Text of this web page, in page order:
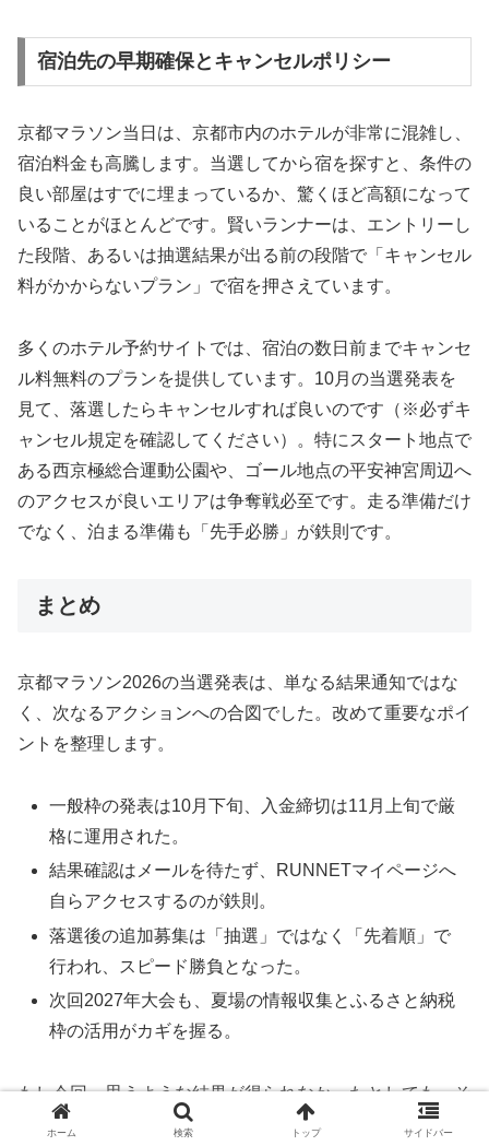
宿泊先の早期確保とキャンセルポリシー
京都マラソン当日は、京都市内のホテルが非常に混雑し、
宿泊料金も高騰します。当選してから宿を探すと、条件の
良い部屋はすでに埋まっているか、驚くほど高額になって
いることがほとんどです。賢いランナーは、エントリーし
た段階、あるいは抽選結果が出る前の段階で「キャンセル
料がかからないプラン」で宿を押さえています。
多くのホテル予約サイトでは、宿泊の数日前までキャンセ
ル料無料のプランを提供しています。10月の当選発表を
見て、落選したらキャンセルすれば良いのです（※必ずキ
ャンセル規定を確認してください）。特にスタート地点で
ある西京極総合運動公園や、ゴール地点の平安神宮周辺へ
のアクセスが良いエリアは争奪戦必至です。走る準備だけ
でなく、泊まる準備も「先手必勝」が鉄則です。
まとめ
京都マラソン2026の当選発表は、単なる結果通知ではな
く、次なるアクションへの合図でした。改めて重要なポイ
ントを整理します。
一般枠の発表は10月下旬、入金締切は11月上旬で厳
格に運用された。
結果確認はメールを待たず、RUNNETマイページへ
自らアクセスするのが鉄則。
落選後の追加募集は「抽選」ではなく「先着順」で
行われ、スピード勝負となった。
次回2027年大会も、夏場の情報収集とふるさと納税
枠の活用がカギを握る。
もし今回、思うような結果が得られなかったとしても、そ
の経験は次回の戦略に必ず活かせます。「先着順の追加募
ホーム 検索 トップ サイドバー